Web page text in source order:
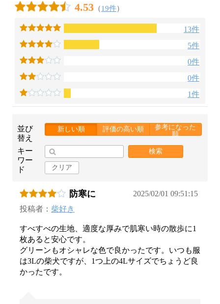
4.53 （19件）
13件
5件
0件
0件
1件
並び
替え
新しい順 評価の高い順
参考になった
順
キー
ワー
ド
検索
クリア
防寒に
2025/02/01 09:51:15
投稿者： 柴好き
すべすべの生地、適度な厚みで肌寒い時の散歩に1
枚あると安心です。
グリーンもオシャレな色で良かったです。いつも服
は3Lの柴犬ですが、1つ上の4Lサイズでちょうど良
かったです。